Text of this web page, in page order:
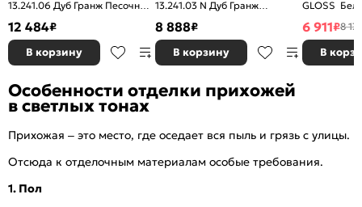
13.241.06 Дуб Гранж Песочный,
12 484₽
В корзину
13.241.03 N Дуб Гранж
8 888₽
В корзину
GLOSS
6 911₽8
В
Особенности отделки прихожей
в светлых тонах
Прихожая – это место, где оседает вся пыль и грязь с улицы.
Отсюда к отделочным материалам особые требования.
1. Пол